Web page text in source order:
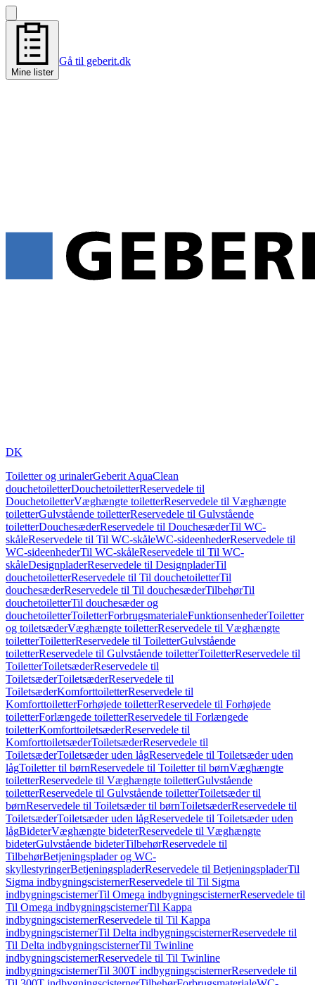
Mine lister
Gå til geberit.dk
DK
Toiletter og urinalerGeberit AquaClean
douchetoiletterDouchetoiletterReservedele til
DouchetoiletterVæghængte toiletterReservedele til Væghængte
toiletterGulvstående toiletterReservedele til Gulvstående
toiletterDouchesæderReservedele til DouchesæderTil WC-
skåleReservedele til Til WC-skåleWC-sideenhederReservedele til
WC-sideenhederTil WC-skåleReservedele til Til WC-
skåleDesignpladerReservedele til DesignpladerTil
douchetoiletterReservedele til Til douchetoiletterTil
douchesæderReservedele til Til douchesæderTilbehørTil
douchetoiletterTil douchesæder og
douchetoiletterToiletterForbrugsmaterialeFunktionsenhederToiletter
og toiletsæderVæghængte toiletterReservedele til Væghængte
toiletterToiletterReservedele til ToiletterGulvstående
toiletterReservedele til Gulvstående toiletterToiletterReservedele til
ToiletterToiletsæderReservedele til
ToiletsæderToiletsæderReservedele til
ToiletsæderKomforttoiletterReservedele til
KomforttoiletterForhøjede toiletterReservedele til Forhøjede
toiletterForlængede toiletterReservedele til Forlængede
toiletterKomforttoiletsæderReservedele til
KomforttoiletsæderToiletsæderReservedele til
ToiletsæderToiletsæder uden lågReservedele til Toiletsæder uden
lågToiletter til børnReservedele til Toiletter til børnVæghængte
toiletterReservedele til Væghængte toiletterGulvstående
toiletterReservedele til Gulvstående toiletterToiletsæder til
børnReservedele til Toiletsæder til børnToiletsæderReservedele til
ToiletsæderToiletsæder uden lågReservedele til Toiletsæder uden
lågBideterVæghængte bideterReservedele til Væghængte
bideterGulvstående bideterTilbehørReservedele til
TilbehørBetjeningsplader og WC-
skyllestyringerBetjeningspladerReservedele til BetjeningspladerTil
Sigma indbygningscisternerReservedele til Til Sigma
indbygningscisternerTil Omega indbygningscisternerReservedele til
Til Omega indbygningscisternerTil Kappa
indbygningscisternerReservedele til Til Kappa
indbygningscisternerTil Delta indbygningscisternerReservedele til
Til Delta indbygningscisternerTil Twinline
indbygningscisternerReservedele til Til Twinline
indbygningscisternerTil 300T indbygningscisternerReservedele til